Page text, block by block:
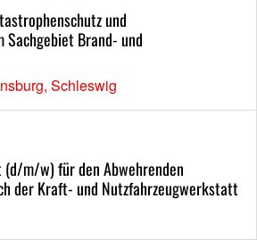
und
Sachgebiet Brand- und
Schleswig
m/w) für den Abwehrenden
der Kraft- und Nutzfahrzeugwerkstatt